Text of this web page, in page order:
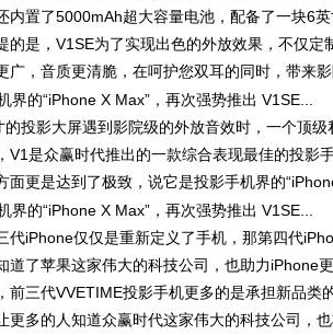
内置了5000mAh超大容量电池，配备了一块6英
的是，V1SE为了实现出色的外放效果，不仅
广，音质更清脆，在呵护您双耳的同时，带来影
的投影大屏遇到影院级的外放音效时，一个顶级
V1是众赢时代推出的一款综合表现最佳的投影
面更是达到了极致，说它是投影手机界的
代iPhone仅仅是重新定义了手机，那第四代
道了苹果这家伟大的科技公司，也助力iPhone更
前三代VVETIME投影手机更多的是承担新品
更多的人知道众赢时代这家伟大的科技公司，